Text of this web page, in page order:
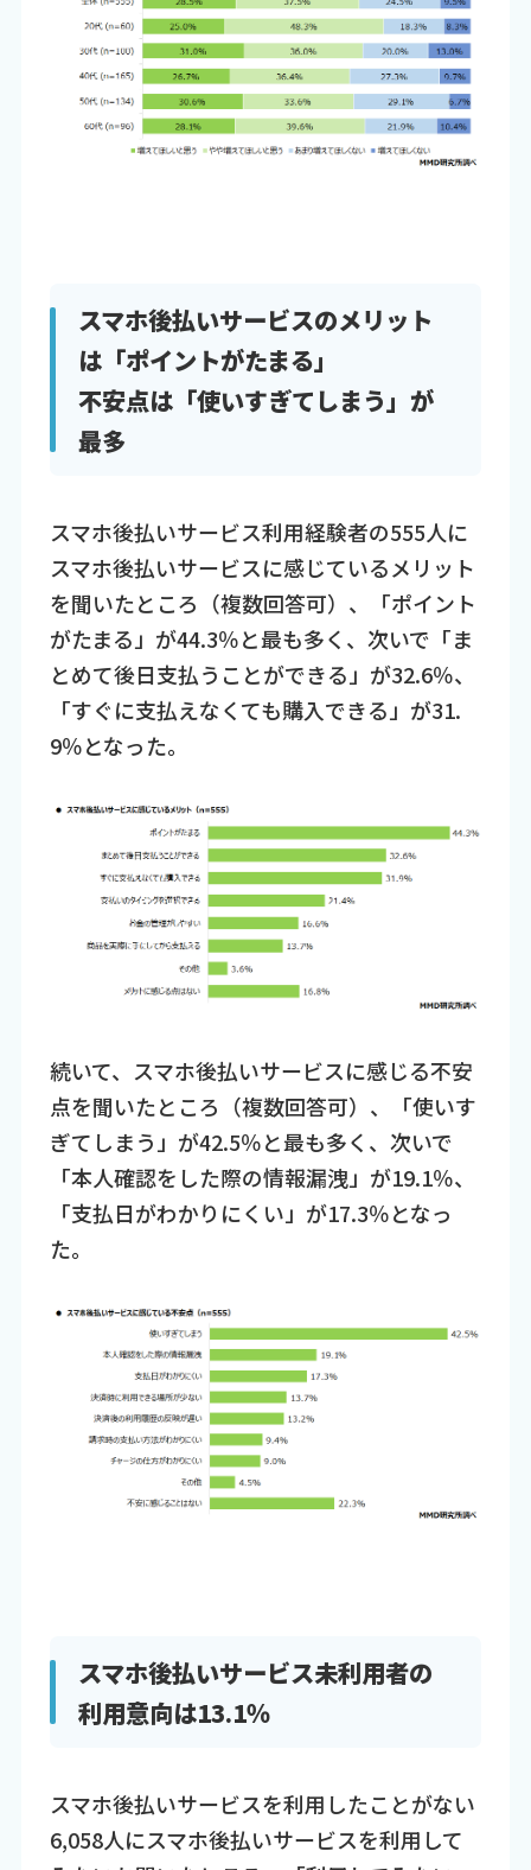
スマホ後払いサービスのメリット
は「ポイントがたまる」
不安点は「使いすぎてしまう」が
最多
スマホ後払いサービス利用経験者の555人に
スマホ後払いサービスに感じているメリット
を聞いたところ（複数回答可）、「ポイント
がたまる」が44.3％と最も多く、次いで「ま
とめて後日支払うことができる」が32.6％、
「すぐに支払えなくても購入できる」が31.
9％となった。
続いて、スマホ後払いサービスに感じる不安
点を聞いたところ（複数回答可）、「使いす
ぎてしまう」が42.5％と最も多く、次いで
「本人確認をした際の情報漏洩」が19.1％、
「支払日がわかりにくい」が17.3％となっ
た。
スマホ後払いサービス未利用者の
利用意向は13.1％
スマホ後払いサービスを利用したことがない
6,058人にスマホ後払いサービスを利用して